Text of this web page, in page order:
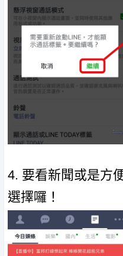
4. 要看新聞或是方
選擇囉！